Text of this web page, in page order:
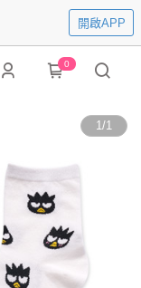
開啟APP
0
1/1